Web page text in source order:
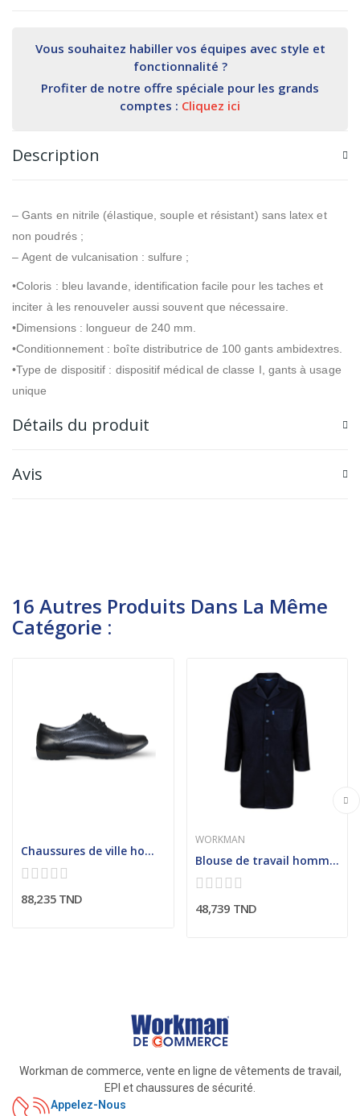
Vous souhaitez habiller vos équipes avec style et
fonctionnalité ?
Profiter de notre offre spéciale pour les grands
comptes : Cliquez ici
Description
– Gants en nitrile (élastique, souple et résistant) sans latex et
non poudrés ;
– Agent de vulcanisation : sulfure ;
•Coloris : bleu lavande, identification facile pour les taches et
inciter à les renouveler aussi souvent que nécessaire.
•Dimensions: longueur de 240 mm.
•Conditionnement : boîte distributrice de 100 gants ambidextres.
•Type de dispositif : dispositif médical de classe I, gants à usage
unique
Détails du produit
Avis
16 Autres Produits Dans La Même
Catégorie :
Chaussures de ville homme CHV1455
88,235 TND
WORKMAN
Blouse de travail homme col chemisier
48,739 TND
Workman de commerce, vente en ligne de vêtements de travail,
EPI et chaussures de sécurité.
Appelez-Nous